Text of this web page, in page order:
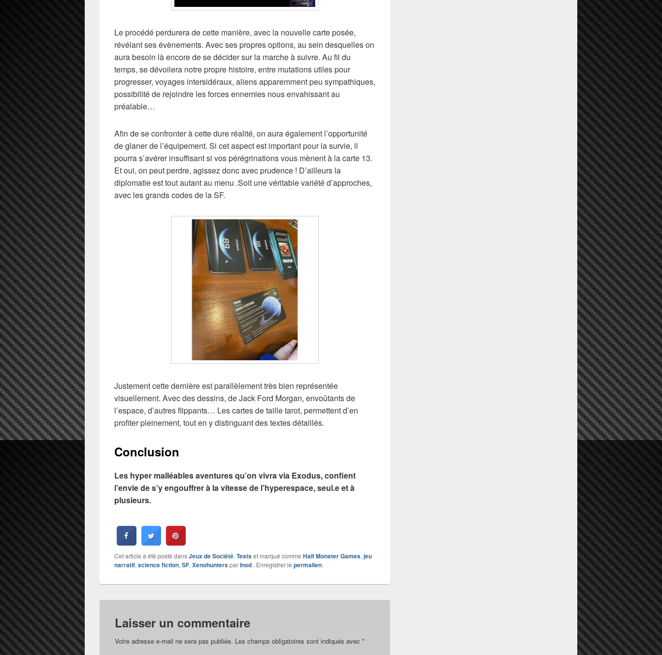
Le procédé perdurera de cette manière, avec la nouvelle carte posée,
révélant ses évènements. Avec ses propres options, au sein desquelles on
aura besoin là encore de se décider sur la marche à suivre. Au fil du
temps, se dévoilera notre propre histoire, entre mutations utiles pour
progresser, voyages intersidéraux, aliens apparemment peu sympathiques,
possibilité de rejoindre les forces ennemies nous envahissant au
préalable…
Afin de se confronter à cette dure réalité, on aura également l’opportunité
de glaner de l’équipement. Si cet aspect est important pour la survie, il
pourra s’avérer insuffisant si vos pérégrinations vous mènent à la carte 13.
Et oui, on peut perdre, agissez donc avec prudence ! D’ailleurs la
diplomatie est tout autant au menu .Soit une véritable variété d’approches,
avec les grands codes de la SF.
Justement cette dernière est parallèlement très bien représentée
visuellement. Avec des dessins, de Jack Ford Morgan, envoûtants de
l’espace, d’autres flippants… Les cartes de taille tarot, permettent d’en
profiter pleinement, tout en y distinguant des textes détaillés.
Conclusion
Les hyper malléables aventures qu’on vivra via Exodus, confient
l’envie de s’y engouffrer à la vitesse de l’hyperespace, seul.e et à
plusieurs.
Cet article a été posté dansJeux de Société, Testset marqué comme Half Monster Games, jeu
narratif, science fiction, SF, XenohuntersparInod . Enregistrer le permalien.
Laisser un commentaire
Votre adresse e-mail ne sera pas publiée. Les champs obligatoires sont indiqués avec *